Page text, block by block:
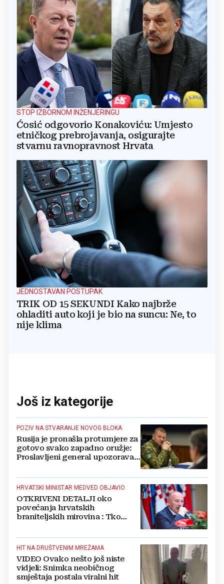
STOP IZBORNOM INŽENJERINGU
Ćosić odgovorio Konakoviću: Umjesto
etničkog prebrojavanja, osigurajte
stvarnu ravnopravnost Hrvata
JEDNOSTAVAN POSTUPAK
TRIK OD 15 SEKUNDI Kako najbrže
ohladiti auto koji je bio na suncu: Ne, to
nije klima
Još iz kategorije
POZIV NA STVARANJE NOVOG BLOKA
Rusija je pronašla protumjere za
gotovo svako zapadno oružje:
Proslavljeni general upozorava
HRVATSKI MINISTAR MEDVED OBJAVIO
OTKRIVENI DETALJI oko
povećanja hrvatskih
braniteljskih mirovina : Tko
HIT NA DRUŠTVENIM MREŽAMA
VIDEO Ovako nešto još niste
vidjeli: Snimka neobičnog
smještaja postala viralni hit